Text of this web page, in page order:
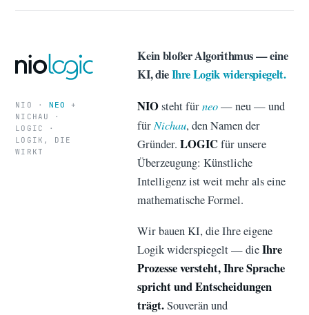
NIO · NEO
+
NICHAU ·
LOGIC ·
LOGIK, DIE
WIRKT
Kein bloßer Algorithmus — eine
KI, dieIhre Logik widerspiegelt.
NIOsteht fürneo— neu — und
fürNichau, den Namen der
Gründer.LOGICfür unsere
Überzeugung: Künstliche
Intelligenz ist weit mehr als eine
mathematische Formel.
Wir bauen KI, die Ihre eigene
Logik widerspiegelt — dieIhre
Prozesse versteht, Ihre Sprache
spricht und Entscheidungen
trägt.Souverän und